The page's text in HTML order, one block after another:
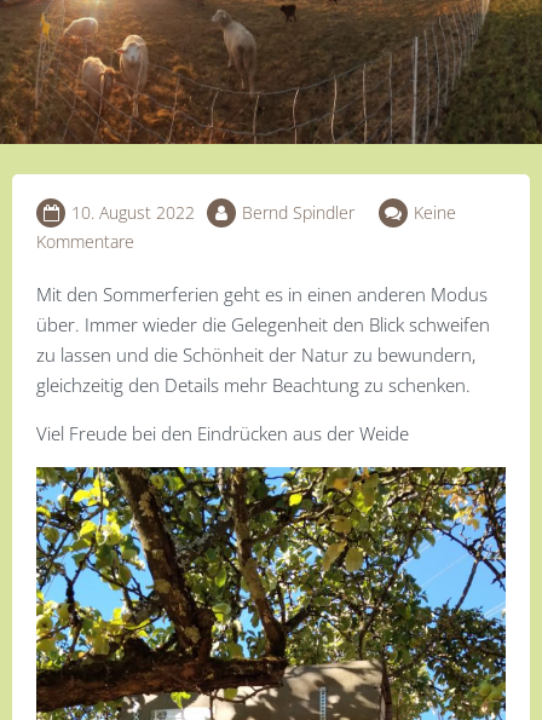
10. August 2022 Bernd Spindler
Keine
Kommentare
Mit den Sommerferien geht es in einen anderen Modus
über. Immer wieder die Gelegenheit den Blick schweifen
zu lassen und die Schönheit der Natur zu bewundern,
gleichzeitig den Details mehr Beachtung zu schenken.
Viel Freude bei den Eindrücken aus der Weide